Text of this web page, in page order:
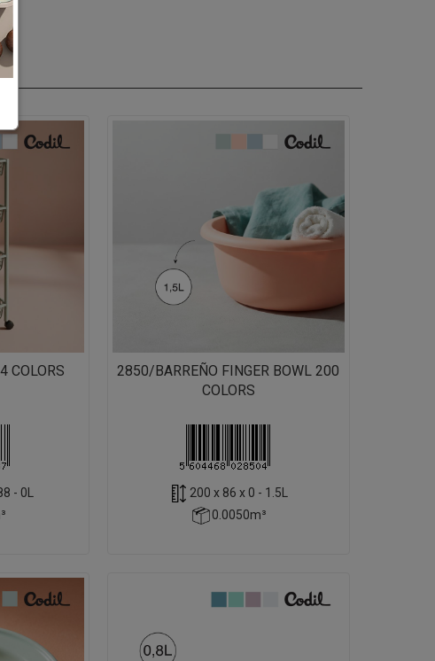
COLORS
- 0L
2850/BARREÑO FINGER BOWL 200
COLORS
200 x 86 x 0 - 1.5L
0.0050m³